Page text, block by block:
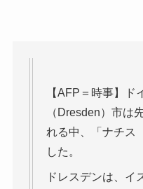
【AFP＝時事】ド
（Dresden）市は
れる中、「ナチス
した。
ドレスデンは、イ